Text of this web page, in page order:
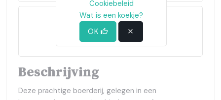
1970 (56 jaren)
Beschrijving
Deze prachtige boerderij, gelegen in een
Cookiebeleid
Wat is een koekje?
OK